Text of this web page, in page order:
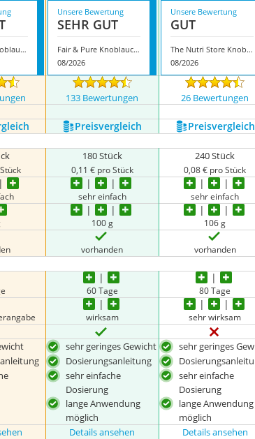
Herbadirekt Knoblauch-Mistel-Weißdorn-Kapseln
Unsere Bewertung
SEHR GUT
Fair & Pure Knoblauch-Mistel-Weißdorn-Kapseln
08/2026
Unsere Bewertung
GUT
The Nutri Store Knoblauch-Mistel-Weißdorn-Kapseln
08/2026
133 Bewertungen 26 Bewertungen
Preis­vergleich Preis­vergleich
180 Stück
0,11 € pro Stück
240 Stück
0,08 € pro Stück
sehr einfach sehr einfach
100 g 106 g
vorhanden vorhanden
60 Tage 80 Tage
wirksam sehr wirksam
sehr geringes Gewicht
Dosierungsanleitung
sehr einfache
Dosierung
lange Anwendung
möglich
sehr geringes
sehr einfache
Dosierung
lange Anwendung
möglich
Details ansehen Details ansehen